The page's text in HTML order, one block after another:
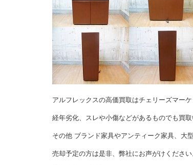
アルフレックスの高価買取はチェリーズマーケ
経年劣化、スレや小傷などがあるものでも買取
その他 ブランド家具やアンティーク家具、大
売却予定の方は是非、弊社にお声がけください